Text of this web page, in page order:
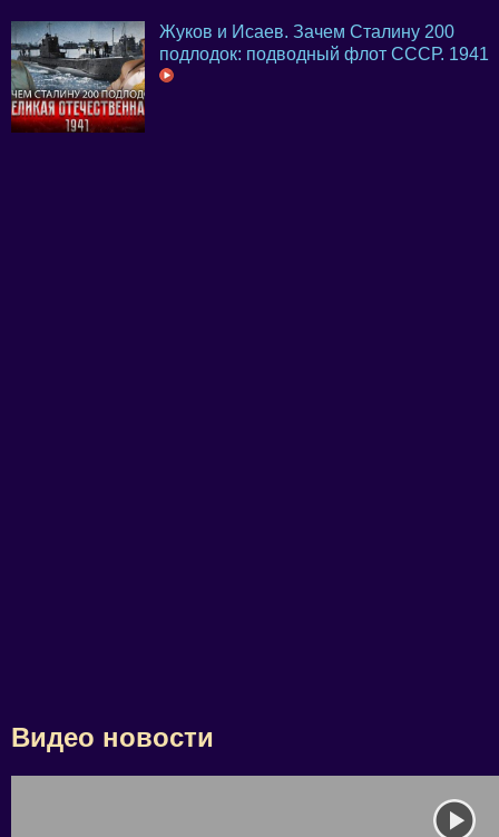
Жуков и Исаев. Зачем Сталину 200
подлодок: подводный флот СССР. 1941
Видео новости